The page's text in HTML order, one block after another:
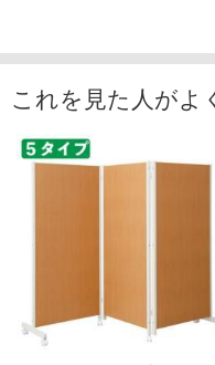
これを見た人がよ